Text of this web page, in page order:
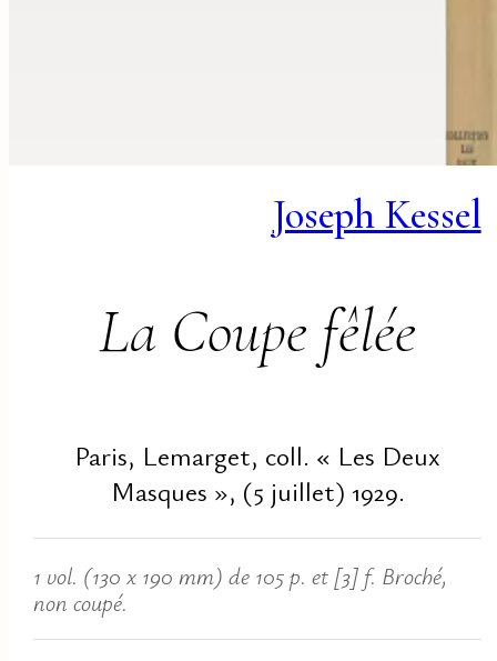
Joseph Kessel
La Coupe fêlée
Paris, Lemarget, coll. « Les Deux
Masques », (5 juillet) 1929.
1 vol. (130 x 190 mm) de 105 p. et [3] f. Broché,
non coupé.